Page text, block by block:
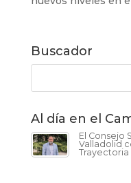
Buscador
Al día en el
El Consejo
Valladolid
Trayectoria